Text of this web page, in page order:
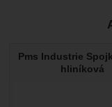
Pms Industrie
hliníková